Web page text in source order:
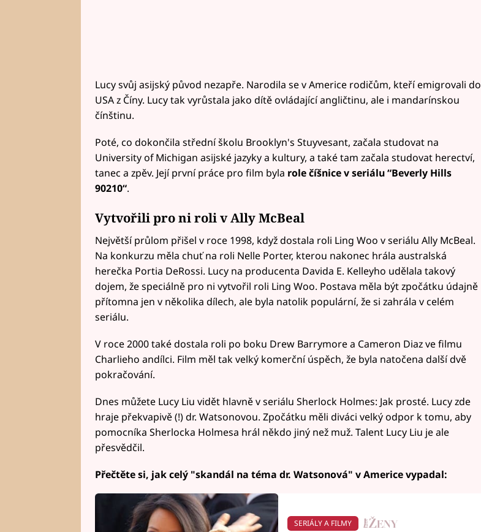
Lucy svůj asijský původ nezapře. Narodila se v Americe rodičům, kteří emigrovali do
USA z Číny. Lucy tak vyrůstala jako dítě ovládající angličtinu, ale i mandarínskou
čínštinu.
Poté, co dokončila střední školu Brooklyn's Stuyvesant, začala studovat na
University of Michigan asijské jazyky a kultury, a také tam začala studovat herectví,
tanec a zpěv. Její první práce pro film byla role číšnice v seriálu “Beverly Hills
90210“.
Vytvořili pro ni roli v Ally McBeal
Největší průlom přišel v roce 1998, když dostala roli Ling Woo v seriálu Ally McBeal.
Na konkurzu měla chuť na roli Nelle Porter, kterou nakonec hrála australská
herečka Portia DeRossi. Lucy na producenta Davida E. Kelleyho udělala takový
dojem, že speciálně pro ni vytvořil roli Ling Woo. Postava měla být zpočátku údajně
přítomna jen v několika dílech, ale byla natolik populární, že si zahrála v celém
seriálu.
V roce 2000 také dostala roli po boku Drew Barrymore a Cameron Diaz ve filmu
Charlieho andílci. Film měl tak velký komerční úspěch, že byla natočena další dvě
pokračování.
Dnes můžete Lucy Liu vidět hlavně v seriálu Sherlock Holmes: Jak prosté. Lucy zde
hraje překvapivě (!) dr. Watsonovou. Zpočátku měli diváci velký odpor k tomu, aby
pomocníka Sherlocka Holmesa hrál někdo jiný než muž. Talent Lucy Liu je ale
přesvědčil.
Přečtěte si, jak celý "skandál na téma dr. Watsonová" v Americe vypadal:
SERIÁLY A FILMY